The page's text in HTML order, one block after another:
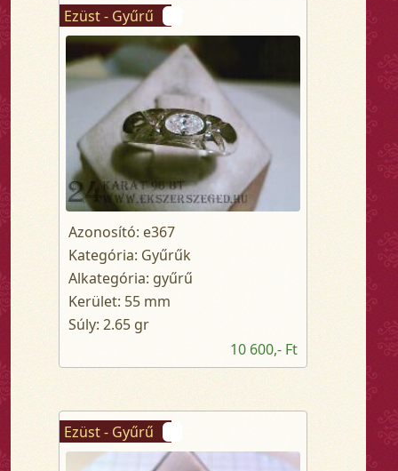
Ezüst - Gyűrű
Azonosító: e367
Kategória: Gyűrűk
Alkategória: gyűrű
Kerület: 55 mm
Súly: 2.65 gr
10 600,- Ft
Ezüst - Gyűrű